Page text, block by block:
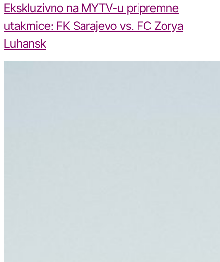
Ekskluzivno na MYTV-u pripremne
utakmice: FK Sarajevo vs. FC Zorya
Luhansk